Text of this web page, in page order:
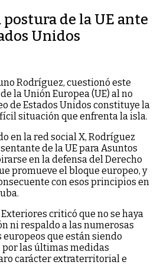
de la UE ante
Unidos
Rodríguez, cuestionó este
la Unión Europea (UE) al no
de Estados Unidos constituye la
situación que enfrenta la isla.
en la red social X, Rodríguez
de la UE para Asuntos
en la defensa del Derecho
promueve el bloque europeo, y
con esos principios en
criticó que no se haya
ni respaldo a las numerosas
que están siendo
por las últimas medidas
carácter extraterritorial e